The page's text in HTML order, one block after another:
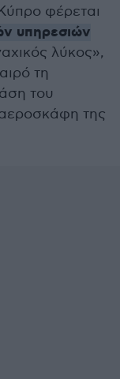
φέρεται
υπηρεσιών
λύκος»,
τη
του
της